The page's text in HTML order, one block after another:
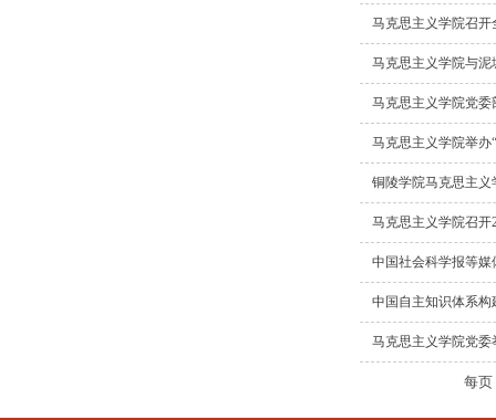
马克思主义学院召
马克思主义学院与
马克思主义学院党
马克思主义学院举办
铜陵学院马克思主
马克思主义学院召开
中国社会科学报等
中国自主知识体系
马克思主义学院党委
每页